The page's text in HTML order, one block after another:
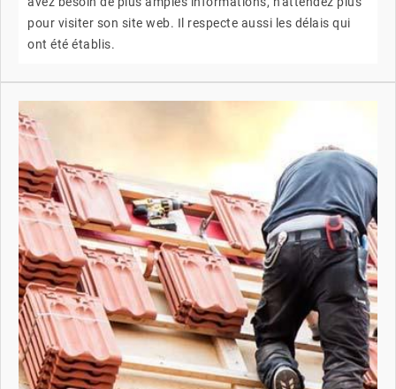
pour visiter son site web. Il respecte aussi les délais qui
ont été établis.